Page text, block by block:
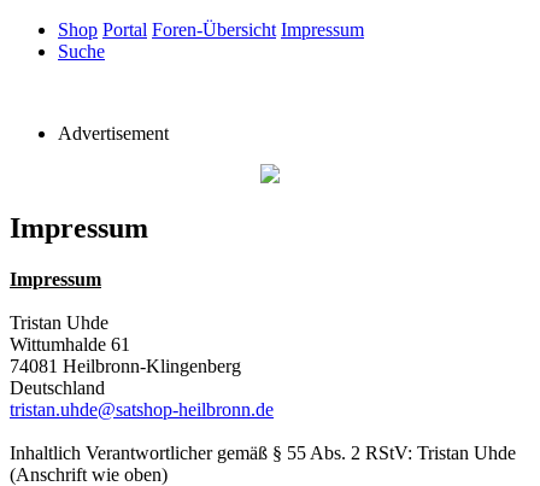
Shop Portal Foren-Übersicht Impressum
Suche
Advertisement
Impressum
Impressum
Tristan Uhde
Wittumhalde 61
74081 Heilbronn-Klingenberg
Deutschland
tristan.uhde@satshop-heilbronn.de
Inhaltlich Verantwortlicher gemäß § 55 Abs. 2 RStV: Tristan Uhde
(Anschrift wie oben)